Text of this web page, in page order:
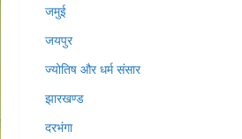
जमुई
जयपुर
ज्योतिष और धर्म संसार
झारखण्ड
दरभंगा